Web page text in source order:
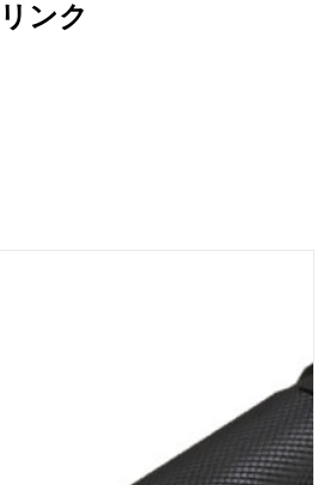
ンク